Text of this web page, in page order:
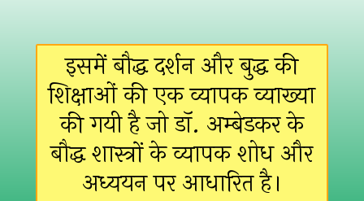
इसमें बौद्ध दर्शन और बुद्ध की
शिक्षाओं की एक व्यापक व्याख्या
की गयी है जो डॉ. अम्बेडकर के
बौद्ध शास्त्रों के व्यापक शोध और
अध्ययन पर आधारित है।